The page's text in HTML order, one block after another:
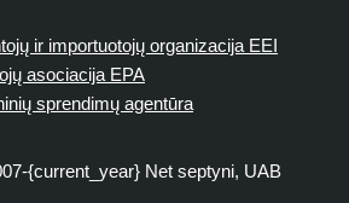
ir importuotojų organizacija EEI
asociacija EPA
sprendimų agentūra
{current_year} Net septyni, UAB